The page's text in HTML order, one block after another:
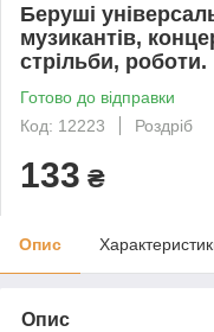
Беруші
музикантів,
стрільби, роботи.
Готово до відправки
Код: 12223
Роздріб
133 ₴
Опис
Опис